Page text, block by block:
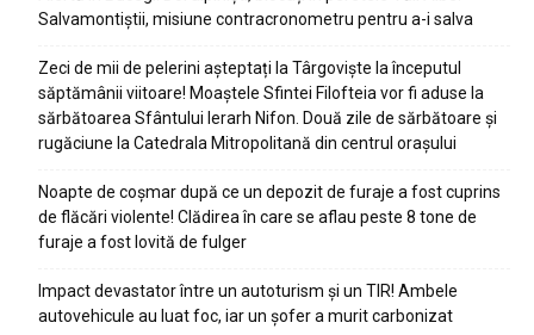
Salvamontiștii, misiune contracronometru pentru a-i salva
Zeci de mii de pelerini așteptați la Târgoviște la începutul
săptămânii viitoare! Moaștele Sfintei Filofteia vor fi aduse la
sărbătoarea Sfântului Ierarh Nifon. Două zile de sărbătoare și
rugăciune la Catedrala Mitropolitană din centrul orașului
Noapte de coșmar după ce un depozit de furaje a fost cuprins
de flăcări violente! Clădirea în care se aflau peste 8 tone de
furaje a fost lovită de fulger
Impact devastator între un autoturism și un TIR! Ambele
autovehicule au luat foc, iar un șofer a murit carbonizat